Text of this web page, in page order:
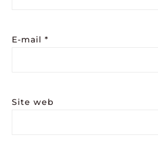
E-mail *
Site web